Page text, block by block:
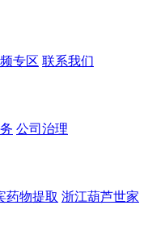
专区 联系我们
公司治理
药物提取 浙江葫芦世家